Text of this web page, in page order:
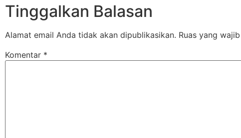
Tinggalkan Balasan
Alamat email Anda tidak akan dipublikasikan. Ruas yang
Komentar *